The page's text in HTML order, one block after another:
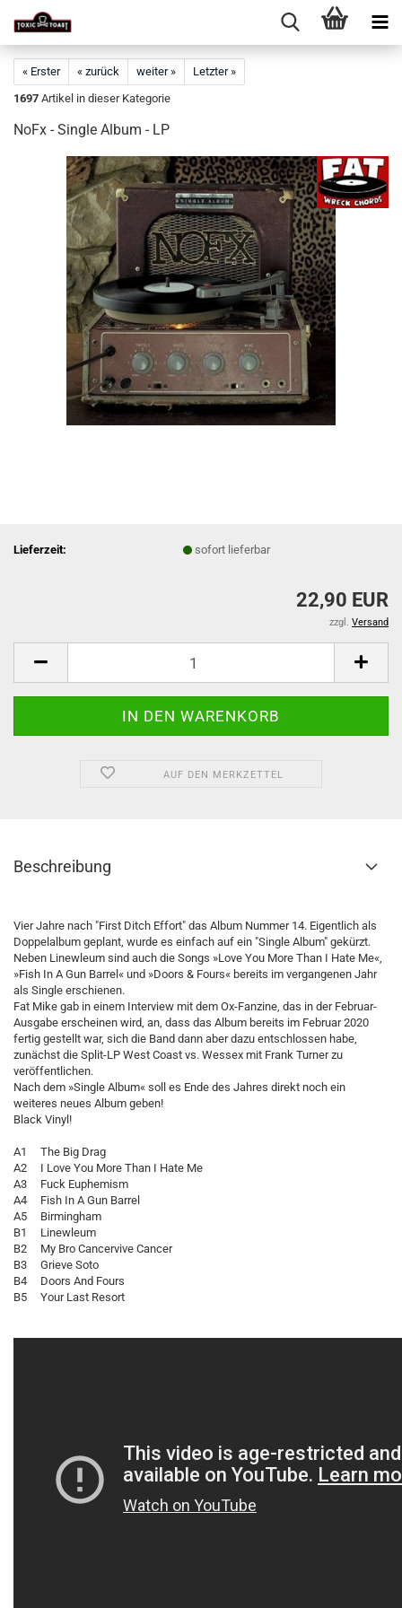
« Erster « zurück weiter »
Letzter »
1697 Artikel in dieser Kategorie
NoFx - Single Album - LP
Lieferzeit: sofort lieferbar
22,90 EUR
zzgl. Versand
AUF DEN MERKZETTEL
Beschreibung
Vier Jahre nach "First Ditch Effort" das Album Nummer 14. Eigentlich als
Doppelalbum geplant, wurde es einfach auf ein "Single Album" gekürzt.
Neben Linewleum sind auch die Songs »Love You More Than I Hate Me«,
»Fish In A Gun Barrel« und »Doors & Fours« bereits im vergangenen Jahr
als Single erschienen.
Fat Mike gab in einem Interview mit dem Ox-Fanzine, das in der Februar-
Ausgabe erscheinen wird, an, dass das Album bereits im Februar 2020
fertig gestellt war, sich die Band dann aber dazu entschlossen habe,
zunächst die Split-LP West Coast vs. Wessex mit Frank Turner zu
veröffentlichen.
Nach dem »Single Album« soll es Ende des Jahres direkt noch ein
weiteres neues Album geben!
Black Vinyl!
A1 The Big Drag
A2 I Love You More Than I Hate Me
A3 Fuck Euphemism
A4 Fish In A Gun Barrel
A5 Birmingham
B1 Linewleum
B2 My Bro Cancervive Cancer
B3 Grieve Soto
B4 Doors And Fours
B5 Your Last Resort